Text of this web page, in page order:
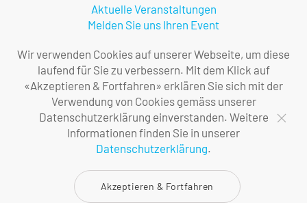
Aktuelle Veranstaltungen
Melden Sie uns Ihren Event
Firma
Über uns
Ihre Ansprechpersonen
Wir verwenden Cookies auf unserer Webseite, um diese
laufend für Sie zu verbessern. Mit dem Klick auf
«Akzeptieren & Fortfahren» erklären Sie sich mit der
Verwendung von Cookies gemäss unserer
Datenschutzerklärung einverstanden. Weitere
Informationen finden Sie in unserer
Datenschutzerklärung.
Akzeptieren & Fortfahren